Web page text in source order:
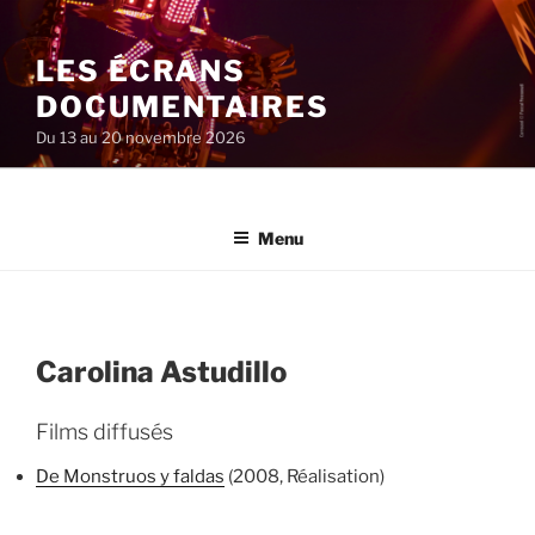
au
contenu
principal
LES ÉCRANS
DOCUMENTAIRES
Du 13 au 20 novembre 2026
Menu
Carolina Astudillo
Films diffusés
De Monstruos y faldas (2008, Réalisation)